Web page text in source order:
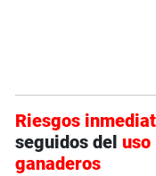
Riesgos
seguidos deluso
ganaderos